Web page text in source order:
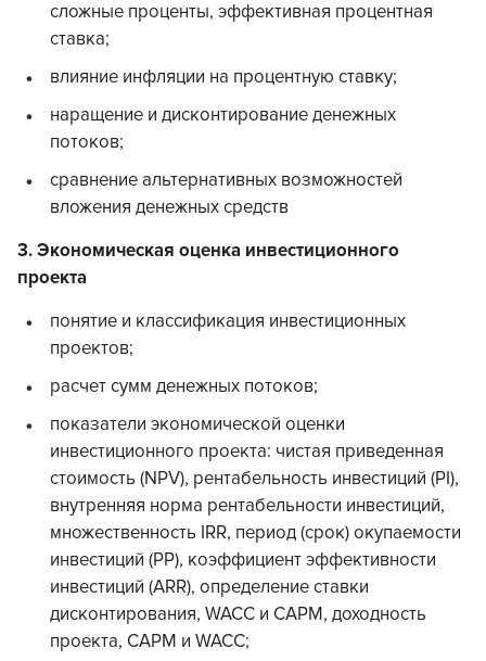
сложные проценты, эффективная процентная
ставка;
влияние инфляции на процентную ставку;
наращение и дисконтирование денежных
потоков;
сравнение альтернативных возможностей
вложения денежных средств
3. Экономическая оценка инвестиционного
проекта
понятие и классификация инвестиционных
проектов;
расчет сумм денежных потоков;
показатели экономической оценки
инвестиционного проекта: чистая приведенная
стоимость (NPV), рентабельность инвестиций (PI),
внутренняя норма рентабельности инвестиций,
множественность IRR, период (срок) окупаемости
инвестиций (РР), коэффициент эффективности
инвестиций (ARR), определение ставки
дисконтирования, WACC и СAPM, доходность
проекта, CAPM и WACC;